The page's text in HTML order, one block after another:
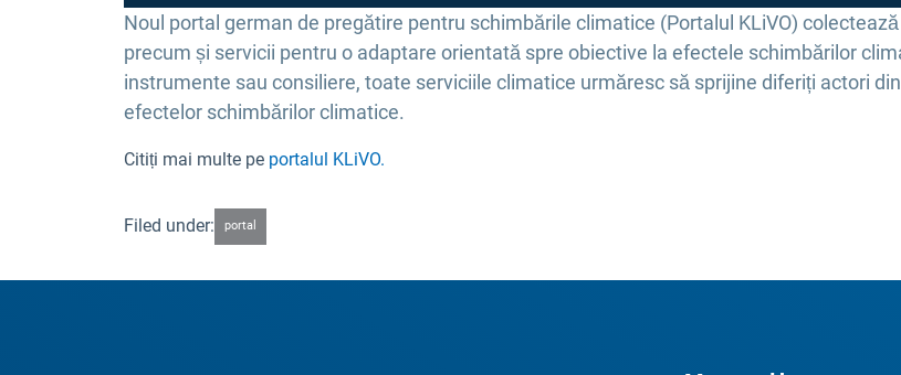
Noul portal german de pregătire pentru schimbările climatice (Portalul KLiVO)
precum și servicii pentru o adaptare orientată spre obiective la efectele schimbărilor
instrumente sau consiliere, toate serviciile climatice urmăresc să sprijine diferiți actori
efectelor schimbărilor climatice.
Citiți mai multe pe portalul KLiVO.
Filed under: portal